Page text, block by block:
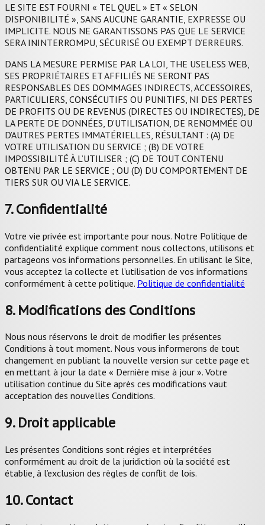
LE SITE EST FOURNI « TEL QUEL » ET « SELON
DISPONIBILITÉ », SANS AUCUNE GARANTIE, EXPRESSE OU
IMPLICITE. NOUS NE GARANTISSONS PAS QUE LE SERVICE
SERA ININTERROMPU, SÉCURISÉ OU EXEMPT D’ERREURS.
DANS LA MESURE PERMISE PAR LA LOI, THE USELESS WEB,
SES PROPRIÉTAIRES ET AFFILIÉS NE SERONT PAS
RESPONSABLES DES DOMMAGES INDIRECTS, ACCESSOIRES,
PARTICULIERS, CONSÉCUTIFS OU PUNITIFS, NI DES PERTES
DE PROFITS OU DE REVENUS (DIRECTES OU INDIRECTES), DE
LA PERTE DE DONNÉES, D’UTILISATION, DE RENOMMÉE OU
D’AUTRES PERTES IMMATÉRIELLES, RÉSULTANT : (A) DE
VOTRE UTILISATION DU SERVICE ; (B) DE VOTRE
IMPOSSIBILITÉ À L’UTILISER ; (C) DE TOUT CONTENU
OBTENU PAR LE SERVICE ; OU (D) DU COMPORTEMENT DE
TIERS SUR OU VIA LE SERVICE.
7. Confidentialité
Votre vie privée est importante pour nous. Notre Politique de
confidentialité explique comment nous collectons, utilisons et
partageons vos informations personnelles. En utilisant le Site,
vous acceptez la collecte et l’utilisation de vos informations
conformément à cette politique. Politique de confidentialité
8. Modifications des Conditions
Nous nous réservons le droit de modifier les présentes
Conditions à tout moment. Nous vous informerons de tout
changement en publiant la nouvelle version sur cette page et
en mettant à jour la date « Dernière mise à jour ». Votre
utilisation continue du Site après ces modifications vaut
acceptation des nouvelles Conditions.
9. Droit applicable
Les présentes Conditions sont régies et interprétées
conformément au droit de la juridiction où la société est
établie, à l’exclusion des règles de conflit de lois.
10. Contact